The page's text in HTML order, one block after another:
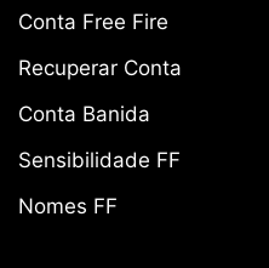
Conta Free Fire
Recuperar Conta
Conta Banida
Sensibilidade FF
Nomes FF